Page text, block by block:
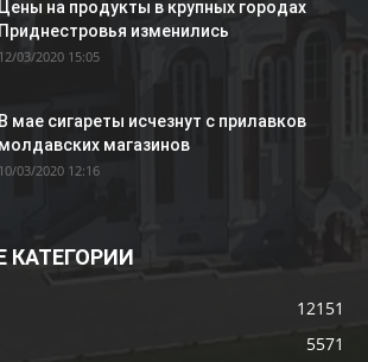
Цены на продукты в крупных городах
Приднестровья изменились
12/03/2020 15:05
В мае сигареты исчезнут с прилавков
молдавских магазинов
10/03/2020 12:16
КАТЕГОРИИ
12151
5571